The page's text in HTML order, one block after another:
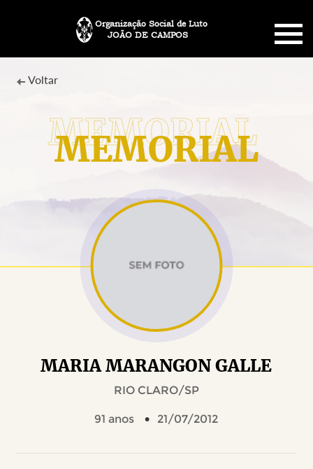
JOÃO DE CAMPOS
Organização Social de Luto
SOBRE NÓS
PLANO FUNERÁRIO
MENSAGENS
MEMORIAL
Voltar
MARIA MARANGON GALLE
RIO CLARO/SP
91 anos 21/07/2012